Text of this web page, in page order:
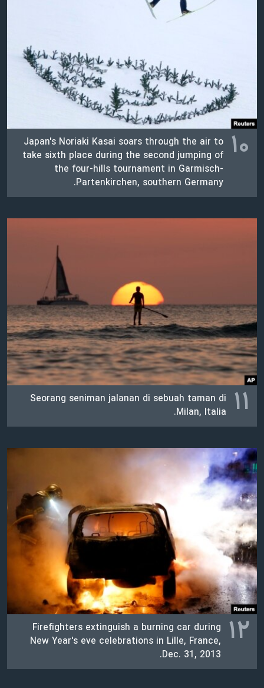
نرگس محمدی برنده جایزه نوبل صلح
سفر پرزیدنت ترامپ به چین
۱۰ Japan's Noriaki Kasai soars through the air to
take sixth place during the second jumping of
the four-hills tournament in Garmisch-
Partenkirchen, southern Germany.
۱۱
Seorang seniman jalanan di sebuah taman di
Milan, Italia.
۱۲
Firefighters extinguish a burning car during
New Year's eve celebrations in Lille, France,
Dec. 31, 2013.